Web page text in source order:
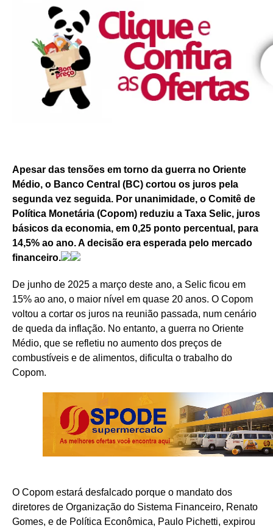
Apesar das tensões em torno da guerra no Oriente
Médio, o Banco Central (BC) cortou os juros pela
segunda vez seguida. Por unanimidade, o Comitê de
Política Monetária (Copom) reduziu a Taxa Selic, juros
básicos da economia, em 0,25 ponto percentual, para
14,5% ao ano. A decisão era esperada pelo mercado
financeiro.
De junho de 2025 a março deste ano, a Selic ficou em
15% ao ano, o maior nível em quase 20 anos. O Copom
voltou a cortar os juros na reunião passada, num cenário
de queda da inflação. No entanto, a guerra no Oriente
Médio, que se refletiu no aumento dos preços de
combustíveis e de alimentos, dificulta o trabalho do
Copom.
O Copom estará desfalcado porque o mandato dos
diretores de Organização do Sistema Financeiro, Renato
Gomes, e de Política Econômica, Paulo Pichetti, expirou